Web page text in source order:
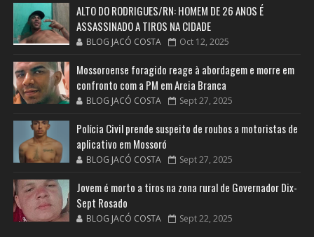
ALTO DO RODRIGUES/RN: HOMEM DE 26 ANOS É
ASSASSINADO A TIROS NA CIDADE
BLOG JACÓ COSTA Oct 12, 2025
Mossoroense foragido reage à abordagem e morre em
confronto com a PM em Areia Branca
BLOG JACÓ COSTA Sept 27, 2025
Polícia Civil prende suspeito de roubos a motoristas de
aplicativo em Mossoró
BLOG JACÓ COSTA Sept 27, 2025
Jovem é morto a tiros na zona rural de Governador Dix-
Sept Rosado
BLOG JACÓ COSTA Sept 22, 2025